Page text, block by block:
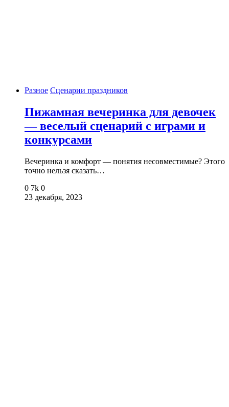
Разное Сценарии праздников
Пижамная вечеринка для девочек
— веселый сценарий с играми и
конкурсами
Вечеринка и комфорт — понятия несовместимые? Этого
точно нельзя сказать…
0 7k 0
23 декабря, 2023